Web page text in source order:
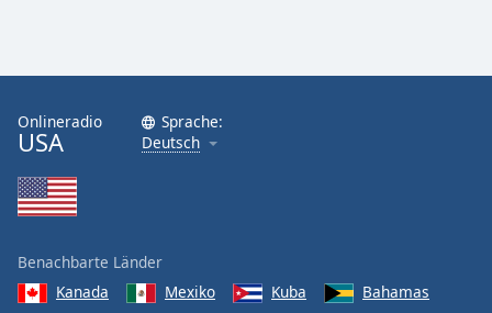
Onlineradio
USA
Sprache:
Deutsch
Benachbarte Länder
Kanada
Mexiko Kuba
Bahamas